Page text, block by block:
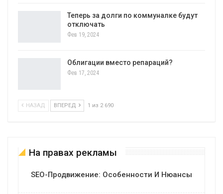
Теперь за долги по коммуналке будут
отключать
Фев 19, 2024
Облигации вместо репараций?
Фев 17, 2024
НАЗАД ВПЕРЕД 1 из 2 690
На правах рекламы
SEO-Продвижение: Особенности И Нюансы